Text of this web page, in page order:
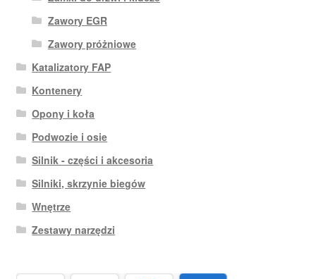
Zawory EGR
Zawory próżniowe
Katalizatory FAP
Kontenery
Opony i koła
Podwozie i osie
Silnik - części i akcesoria
Silniki, skrzynie biegów
Wnętrze
Zestawy narzędzi